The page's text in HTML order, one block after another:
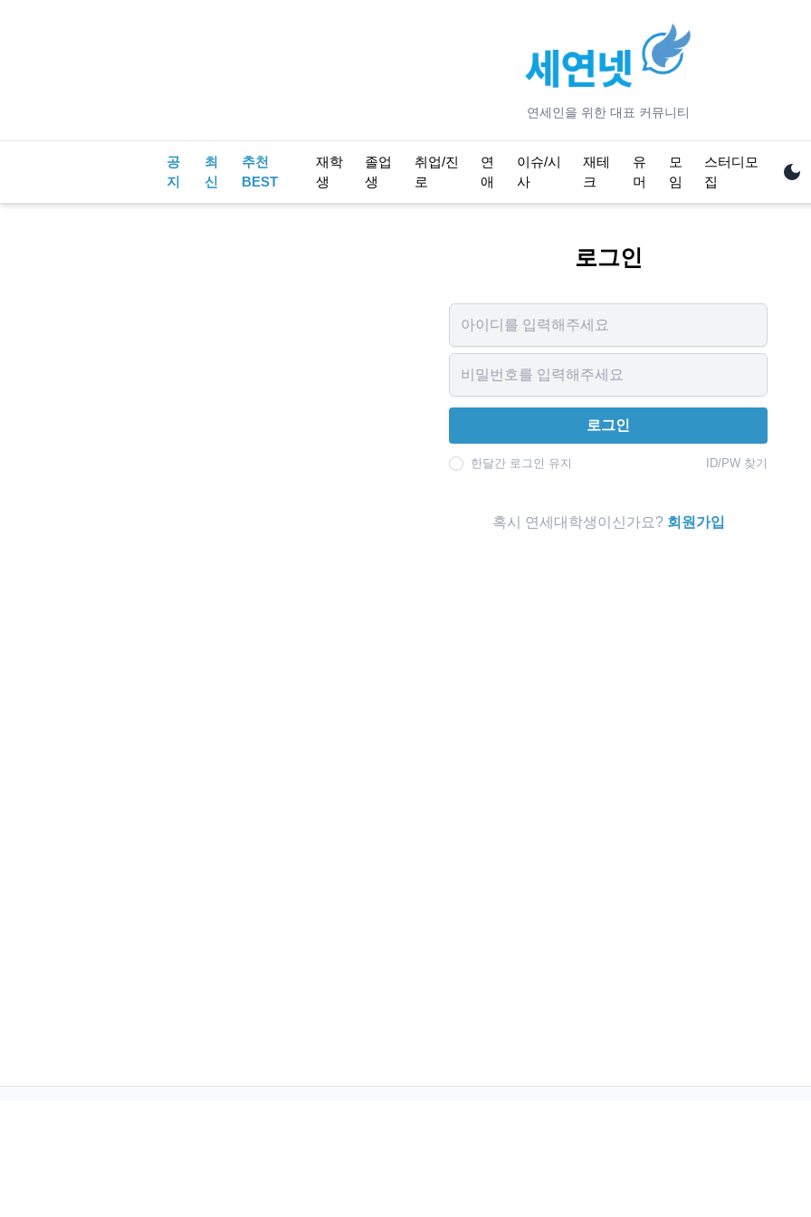
연세인을 위한 대표 커뮤니티
공
지
최
신
추천
BEST
재학
생
졸업
생
취업/진
로
연
애
이슈/시
사
재테
크
유
머
모
임
스터디모
집
로그인
로그인
한달간 로그인 유지 ID/PW 찾기
혹시 연세대학생이신가요? 회원가입